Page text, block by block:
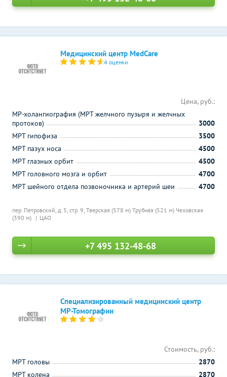
Медицинский центр MedCare
4 оценки
пер. Петровский, д. 5, стр. 9, Тверская (578 м) Трубная (521 м) Чеховская
(390 м)
ЦАО
Цена, руб.:
МР-холангиография (МРТ желчного пузыря и желчных
протоков)
3000
МРТ гипофиза
3500
МРТ пазух носа
4500
МРТ глазных орбит
4500
МРТ головного мозга и орбит
4700
МРТ шейного отдела позвоночника и артерий шеи
4700
+7 495 132-48-68
Специализированный медицинский центр
МР-Томографии
Стоимость, руб.:
МРТ головы
2870
МРТ колена
2870